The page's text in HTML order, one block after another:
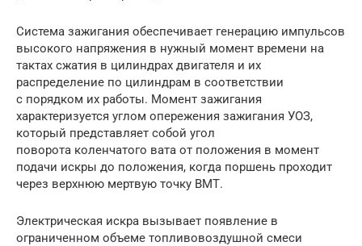
Система зажигания обеспечивает генерацию импульсов
высокого напряжения в нужный момент времени на
тактах сжатия в цилиндрах двигателя и их
распределение по цилиндрам в соответствии
с порядком их работы. Момент зажигания
характеризуется углом опережения зажигания УОЗ,
который представляет собой угол
поворота коленчатого вата от положения в момент
подачи искры до положения, когда поршень проходит
через верхнюю мертвую точку ВМТ.
Электрическая искра вызывает появление в
ограниченном объеме топливовоздушной смеси